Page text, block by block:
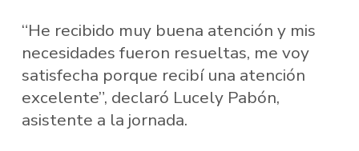
“He recibido muy buena atención y mis
necesidades fueron resueltas, me voy
satisfecha porque recibí una atención
excelente”, declaró Lucely Pabón,
asistente a la jornada.